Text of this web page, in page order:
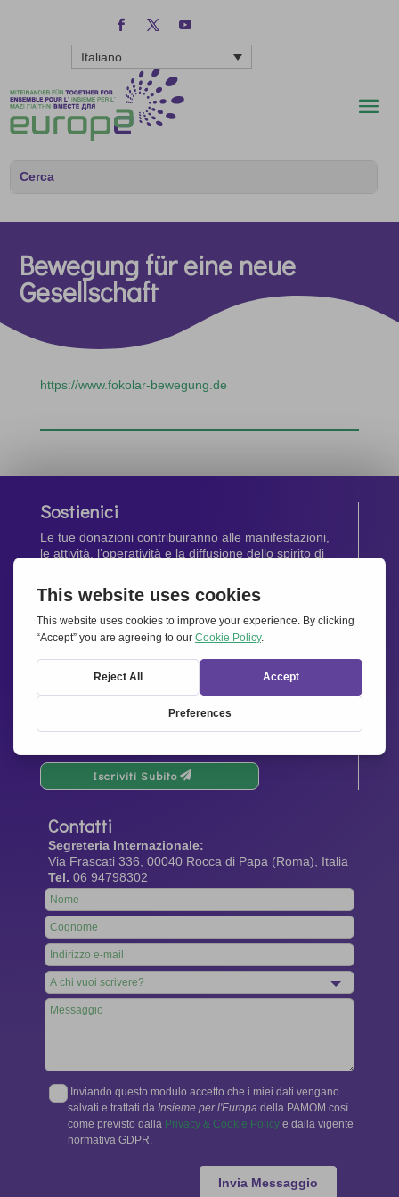
Italiano
Bewegung für eine neue
Gesellschaft
https://www.fokolar-bewegung.de
Sostienici
Le tue donazioni contribuiranno alle manifestazioni,
le attività, l’operatività e la diffusione dello spirito di
Dona Ora
Newsletter
Rimani aggiornato di tutte le ultime notizie dalla
Iscriviti Subito
Contatti
Segreteria Internazionale:
Via Frascati 336, 00040 Rocca di Papa (Roma), Italia
Tel. 06 94798302
Leave
this
field
blank
Inviando questo modulo accetto che i miei dati vengano
salvati e trattati da Insieme per l'Europa della PAMOM così
come previsto dalla Privacy & Cookie Policy e dalla vigente
normativa GDPR.
Invia Messaggio